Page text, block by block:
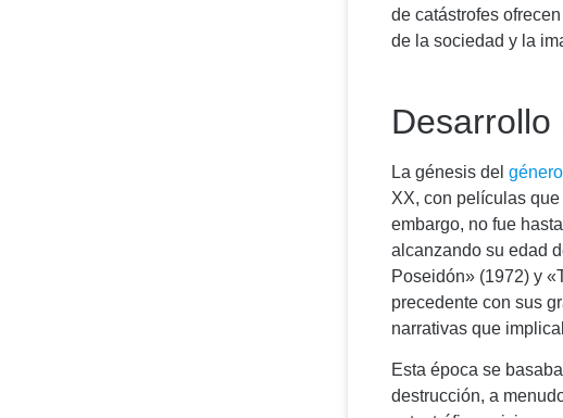
de catástrofes
de la sociedad y la
Desarrollo
La génesis del
XX, con películas
embargo, no fue
alcanzando su edad
Poseidón» (1972) y
precedente con sus
narrativas que
Esta época se
destrucción, a